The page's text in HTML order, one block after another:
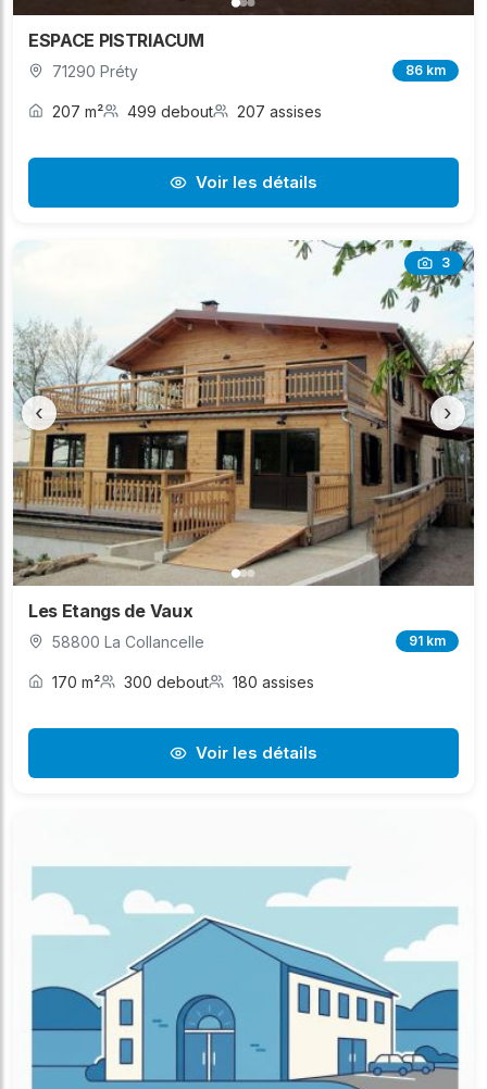
ESPACE PISTRIACUM
71290 Préty 86 km
207 m² 499 debout 207 assises
Voir les détails
3
‹ ›
Les Etangs de Vaux
58800 La Collancelle 91 km
170 m² 300 debout 180 assises
Voir les détails